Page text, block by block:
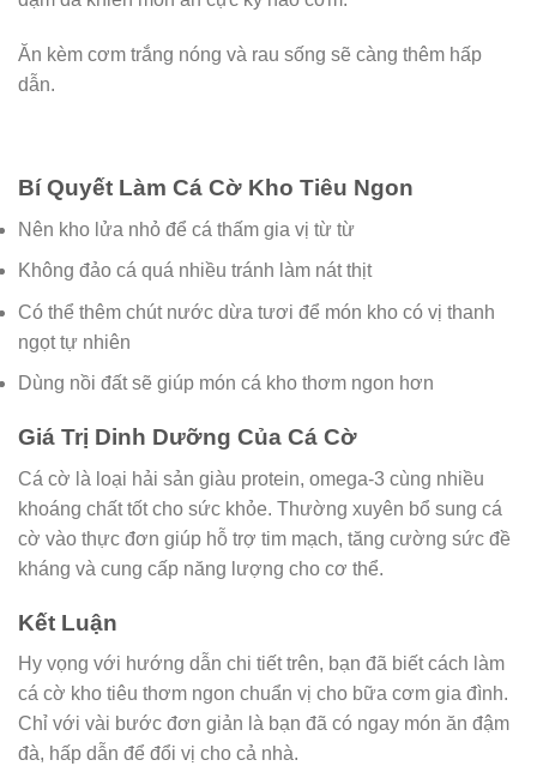
Ăn kèm cơm trắng nóng và rau sống sẽ càng thêm hấp
dẫn.
Bí Quyết Làm Cá Cờ Kho Tiêu Ngon
Nên kho lửa nhỏ để cá thấm gia vị từ từ
Không đảo cá quá nhiều tránh làm nát thịt
Có thể thêm chút nước dừa tươi để món kho có vị thanh
ngọt tự nhiên
Dùng nồi đất sẽ giúp món cá kho thơm ngon hơn
Giá Trị Dinh Dưỡng Của Cá Cờ
Cá cờ là loại hải sản giàu protein, omega-3 cùng nhiều
khoáng chất tốt cho sức khỏe. Thường xuyên bổ sung cá
cờ vào thực đơn giúp hỗ trợ tim mạch, tăng cường sức đề
kháng và cung cấp năng lượng cho cơ thể.
Kết Luận
Hy vọng với hướng dẫn chi tiết trên, bạn đã biết cách làm
cá cờ kho tiêu thơm ngon chuẩn vị cho bữa cơm gia đình.
Chỉ với vài bước đơn giản là bạn đã có ngay món ăn đậm
đà, hấp dẫn để đổi vị cho cả nhà.